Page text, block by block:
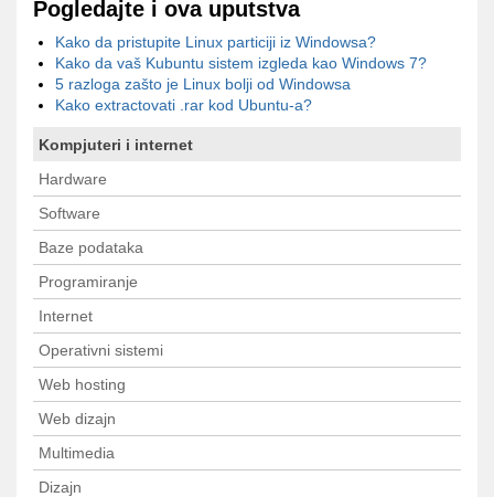
Pogledajte i ova uputstva
Kako da pristupite Linux particiji iz Windowsa?
Kako da vaš Kubuntu sistem izgleda kao Windows 7?
5 razloga zašto je Linux bolji od Windowsa
Kako extractovati .rar kod Ubuntu-a?
Kompjuteri i internet
Hardware
Software
Baze podataka
Programiranje
Internet
Operativni sistemi
Web hosting
Web dizajn
Multimedia
Dizajn